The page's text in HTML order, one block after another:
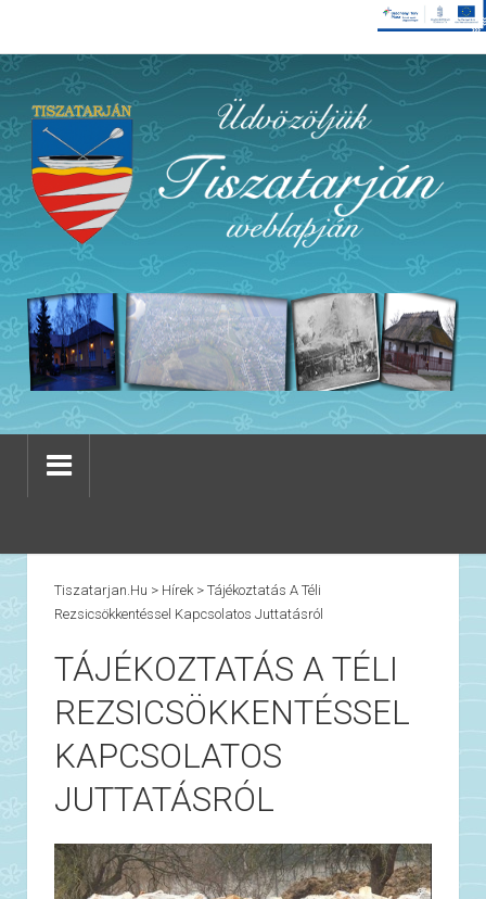
Tiszatarjan.hu > Hírek> Tájékoztatás A Téli
Rezsicsökkentéssel Kapcsolatos Juttatásról
TÁJÉKOZTATÁS A TÉLI
REZSICSÖKKENTÉSSEL
KAPCSOLATOS
JUTTATÁSRÓL